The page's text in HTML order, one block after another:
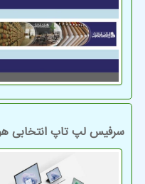
سرفیس لپ تاپ انتخابی